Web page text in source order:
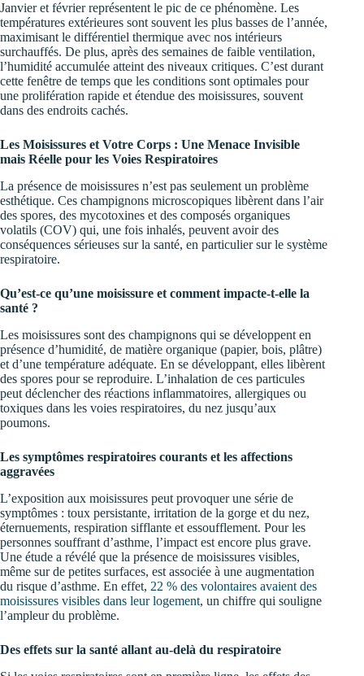
Janvier et février représentent le pic de ce phénomène. Les
températures extérieures sont souvent les plus basses de l’année,
maximisant le différentiel thermique avec nos intérieurs
surchauffés. De plus, après des semaines de faible ventilation,
l’humidité accumulée atteint des niveaux critiques. C’est durant
cette fenêtre de temps que les conditions sont optimales pour
une prolifération rapide et étendue des moisissures, souvent
dans des endroits cachés.
Les Moisissures et Votre Corps : Une Menace Invisible
mais Réelle pour les Voies Respiratoires
La présence de moisissures n’est pas seulement un problème
esthétique. Ces champignons microscopiques libèrent dans l’air
des spores, des mycotoxines et des composés organiques
volatils (COV) qui, une fois inhalés, peuvent avoir des
conséquences sérieuses sur la santé, en particulier sur le système
respiratoire.
Qu’est-ce qu’une moisissure et comment impacte-t-elle la
santé ?
Les moisissures sont des champignons qui se développent en
présence d’humidité, de matière organique (papier, bois, plâtre)
et d’une température adéquate. En se développant, elles libèrent
des spores pour se reproduire. L’inhalation de ces particules
peut déclencher des réactions inflammatoires, allergiques ou
toxiques dans les voies respiratoires, du nez jusqu’aux
poumons.
Les symptômes respiratoires courants et les affections
aggravées
L’exposition aux moisissures peut provoquer une série de
symptômes : toux persistante, irritation de la gorge et du nez,
éternuements, respiration sifflante et essoufflement. Pour les
personnes souffrant d’asthme, l’impact est encore plus grave.
Une étude a révélé que la présence de moisissures visibles,
même sur de petites surfaces, est associée à une augmentation
du risque d’asthme. En effet, 22 % des volontaires avaient des
moisissures visibles dans leur logement, un chiffre qui souligne
l’ampleur du problème.
Des effets sur la santé allant au-delà du respiratoire